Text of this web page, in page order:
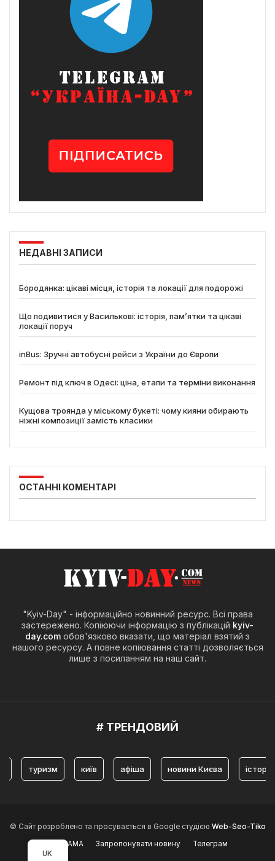
НЕДАВНІ ЗАПИСИ
Бородянка: цікаві місця, історія та локації для подорожі
Що подивитися у Василькові: історія, пам’ятки та цікаві
локації поруч
inBus: Зручні автобусні рейси з України до Європи
Ремонт під ключ в Одесі: ціна, етапи та терміни виконання
Кущова троянда у міському букеті: чому кияни обирають
ніжні композиції замість класики
ОСТАННІ КОМЕНТАРІ
"Kyiv-Day" - інформаційно новинний ресурс. Всі права
застережено. Копіюючи інформацію з публікацій kyiv-
day.com обов'язково вказати, що матеріал взятий з
нашого ресурсу. А повне копіювання статті дозволяється
лише з посиланням на наш сайт.
# ТРЕНДОВИЙ
туризм афіша новини Києва історія
© Сайт розроблено та просувається в Google студією Web-Seo-Tiko
РЕКЛАМА
Запропонувати новину
Телеграм
UK